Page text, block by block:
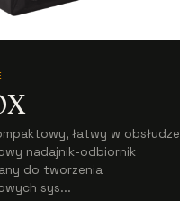
łatwy w obsłudze
nadajnik-odbiornik
do tworzenia
sys...